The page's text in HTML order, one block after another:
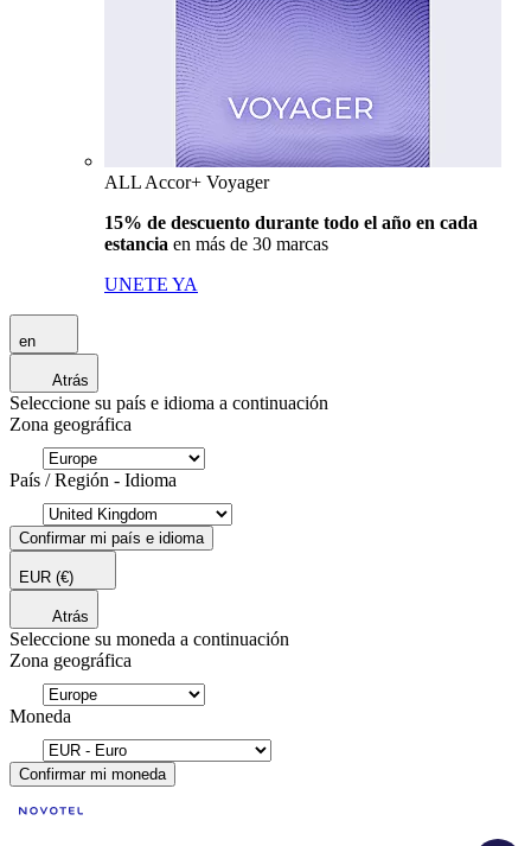
ALL Accor+ Voyager
15% de descuento durante todo el año en cada
estancia en más de 30 marcas
UNETE YA
en
Atrás
Seleccione su país e idioma a continuación
Zona geográfica
País / Región - Idioma
Confirmar mi país e idioma
EUR (€)
Atrás
Seleccione su moneda a continuación
Zona geográfica
Moneda
Confirmar mi moneda